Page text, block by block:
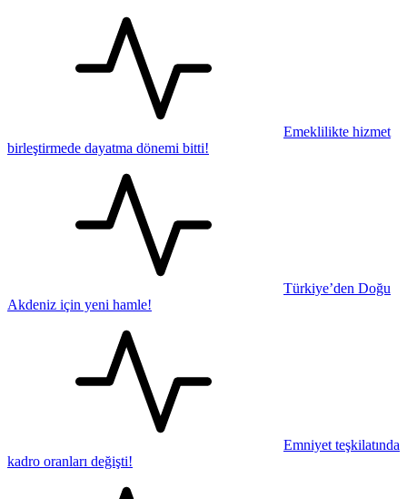
Emeklilikte hizmet
birleştirmede dayatma dönemi bitti!
Türkiye’den Doğu
Akdeniz için yeni hamle!
Emniyet teşkilatında
kadro oranları değişti!